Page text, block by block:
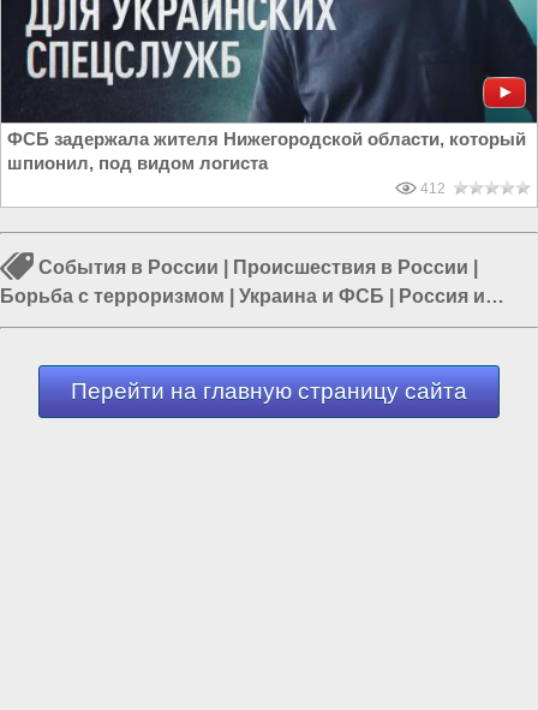
ФСБ задержала жителя Нижегородской области, который
шпионил, под видом логиста
412
События в России Происшествия в России
Борьба с терроризмом
Украина и ФСБ
Россия и
Запад|Власть в РФ|Политика в России
Перейти на главную страницу сайта